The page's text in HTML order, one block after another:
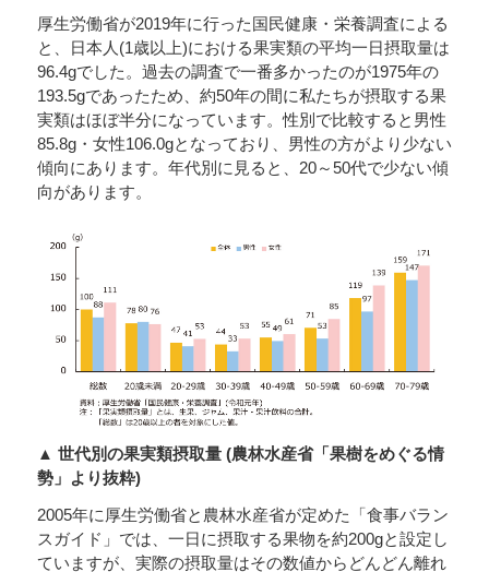
厚生労働省が2019年に行った国民健康・栄養調査による
と、日本人(1歳以上)における果実類の平均一日摂取量は
96.4gでした。過去の調査で一番多かったのが1975年の
193.5gであったため、約50年の間に私たちが摂取する果
実類はほぼ半分になっています。性別で比較すると男性
85.8g・女性106.0gとなっており、男性の方がより少ない
傾向にあります。年代別に見ると、20～50代で少ない傾
向があります。
▲ 世代別の果実類摂取量 (農林水産省「果樹をめぐる情
勢」より抜粋)
2005年に厚生労働省と農林水産省が定めた「食事バラン
スガイド」では、一日に摂取する果物を約200gと設定し
ていますが、実際の摂取量はその数値からどんどん離れ